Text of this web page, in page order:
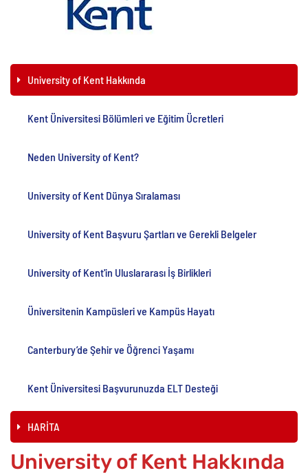
University of Kent Hakkında
Kent Üniversitesi Bölümleri ve Eğitim Ücretleri
Neden University of Kent?
University of Kent Dünya Sıralaması
University of Kent Başvuru Şartları ve Gerekli Belgeler
University of Kent'in Uluslararası İş Birlikleri
Üniversitenin Kampüsleri ve Kampüs Hayatı
Canterbury’de Şehir ve Öğrenci Yaşamı
Kent Üniversitesi Başvurunuzda ELT Desteği
HARİTA
University of Kent Hakkında